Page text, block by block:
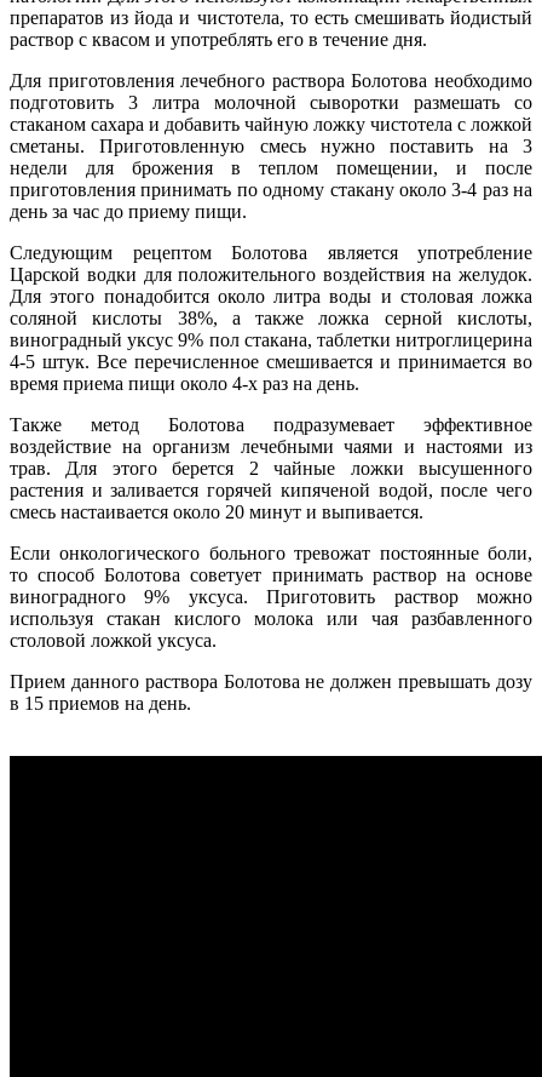
препаратов из йода и чистотела, то есть смешивать йодистый
раствор с квасом и употреблять его в течение дня.
Для приготовления лечебного раствора Болотова необходимо
подготовить 3 литра молочной сыворотки размешать со
стаканом сахара и добавить чайную ложку чистотела с ложкой
сметаны. Приготовленную смесь нужно поставить на 3
недели для брожения в теплом помещении, и после
приготовления принимать по одному стакану около 3-4 раз на
день за час до приему пищи.
Следующим рецептом Болотова является употребление
Царской водки для положительного воздействия на желудок.
Для этого понадобится около литра воды и столовая ложка
соляной кислоты 38%, а также ложка серной кислоты,
виноградный уксус 9% пол стакана, таблетки нитроглицерина
4-5 штук. Все перечисленное смешивается и принимается во
время приема пищи около 4-х раз на день.
Также метод Болотова подразумевает эффективное
воздействие на организм лечебными чаями и настоями из
трав. Для этого берется 2 чайные ложки высушенного
растения и заливается горячей кипяченой водой, после чего
смесь настаивается около 20 минут и выпивается.
Если онкологического больного тревожат постоянные боли,
то способ Болотова советует принимать раствор на основе
виноградного 9% уксуса. Приготовить раствор можно
используя стакан кислого молока или чая разбавленного
столовой ложкой уксуса.
Прием данного раствора Болотова не должен превышать дозу
в 15 приемов на день.